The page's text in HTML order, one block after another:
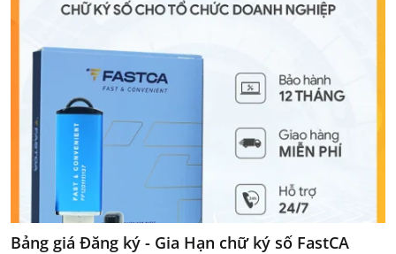
Bảng giá Đăng ký - Gia Hạn chữ ký số FastCA